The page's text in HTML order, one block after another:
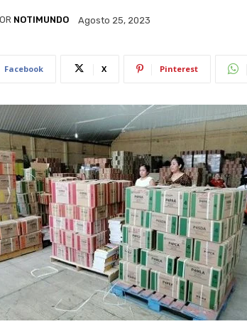
NOTIMUNDO Agosto 25, 2023
Facebook X Pinterest